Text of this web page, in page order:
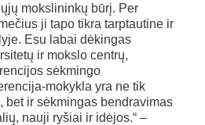
mokslininkų būrį. Per
ji tapo tikra tarptautine ir
Esu labai dėkingas
ir mokslo centrų,
sėkmingo
mokykla yra ne tik
bet ir sėkmingas bendravimas
nauji ryšiai ir idėjos.“ –